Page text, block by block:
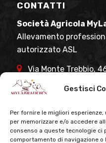
Gestisci
Per fornire le migliori
per memorizzare e/o accedere
consenso a queste tecnologie ci
comportamento di navigazione o
CONTATTI
Società Agricola
Allevamento
autorizzato ASL
Via Monte Trebbio,
47015 Modigliana (FC)
(visite solo su